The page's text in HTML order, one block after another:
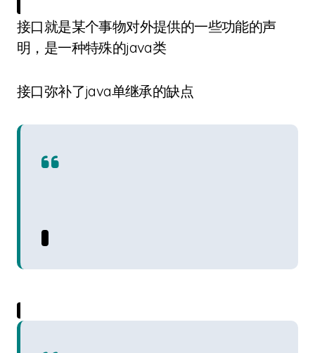
接口就是某个事物对外提供的一些功能的声
明，是一种特殊的java类
接口弥补了java单继承的缺点